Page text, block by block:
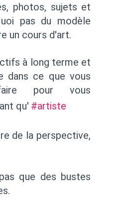
photos, sujets et
pas du modèle
un cours d'art.
à long terme et
dans ce que vous
pour vous
qu' #artiste
de la perspective,
que des bustes